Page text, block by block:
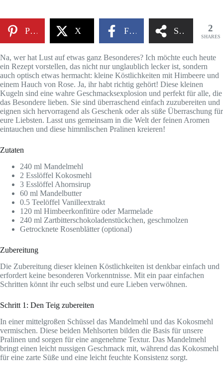
Pinterest X Facebook Share 2
SHARES
Na, wer hat Lust auf etwas ganz Besonderes? Ich möchte euch heute
ein Rezept vorstellen, das nicht nur unglaublich lecker ist, sondern
auch optisch etwas hermacht: kleine Köstlichkeiten mit Himbeere und
einem Hauch von Rose. Ja, ihr habt richtig gehört! Diese kleinen
Kugeln sind eine wahre Geschmacksexplosion und perfekt für alle, die
das Besondere lieben. Sie sind überraschend einfach zuzubereiten und
eignen sich hervorragend als Geschenk oder als süße Überraschung für
eure Liebsten. Lasst uns gemeinsam in die Welt der feinen Aromen
eintauchen und diese himmlischen Pralinen kreieren!
Zutaten
240 ml Mandelmehl
2 Esslöffel Kokosmehl
3 Esslöffel Ahornsirup
60 ml Mandelbutter
0.5 Teelöffel Vanilleextrakt
120 ml Himbeerkonfitüre oder Marmelade
240 ml Zartbitterschokoladenstückchen, geschmolzen
Getrocknete Rosenblätter (optional)
Zubereitung
Die Zubereitung dieser kleinen Köstlichkeiten ist denkbar einfach und
erfordert keine besonderen Vorkenntnisse. Mit ein paar einfachen
Schritten könnt ihr euch selbst und eure Lieben verwöhnen.
Schritt 1: Den Teig zubereiten
In einer mittelgroßen Schüssel das Mandelmehl und das Kokosmehl
vermischen. Diese beiden Mehlsorten bilden die Basis für unsere
Pralinen und sorgen für eine angenehme Textur. Das Mandelmehl
bringt einen leicht nussigen Geschmack mit, während das Kokosmehl
für eine zarte Süße und eine leicht feuchte Konsistenz sorgt.